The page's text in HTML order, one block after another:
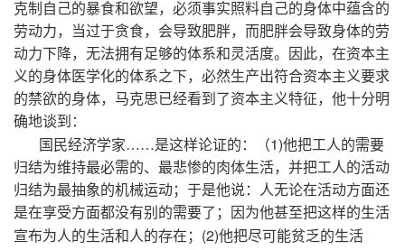
克制自己的暴食和欲望，必须事实照料自己的身体中蕴含的
劳动力，当过于贪食，会导致肥胖，而肥胖会导致身体的劳
动力下降，无法拥有足够的体系和灵活度。因此，在资本主
义的身体医学化的体系之下，必然生产出符合资本主义要求
的禁欲的身体，马克思已经看到了资本主义特征，他十分明
确地谈到：
国民经济学家……是这样论证的：（1)他把工人的需要
归结为维持最必需的、最悲惨的肉体生活，并把工人的活动
归结为最抽象的机械运动；于是他说：人无论在活动方面还
是在享受方面都没有别的需要了；因为他甚至把这样的生活
宣布为人的生活和人的存在； (2)他把尽可能贫乏的生活